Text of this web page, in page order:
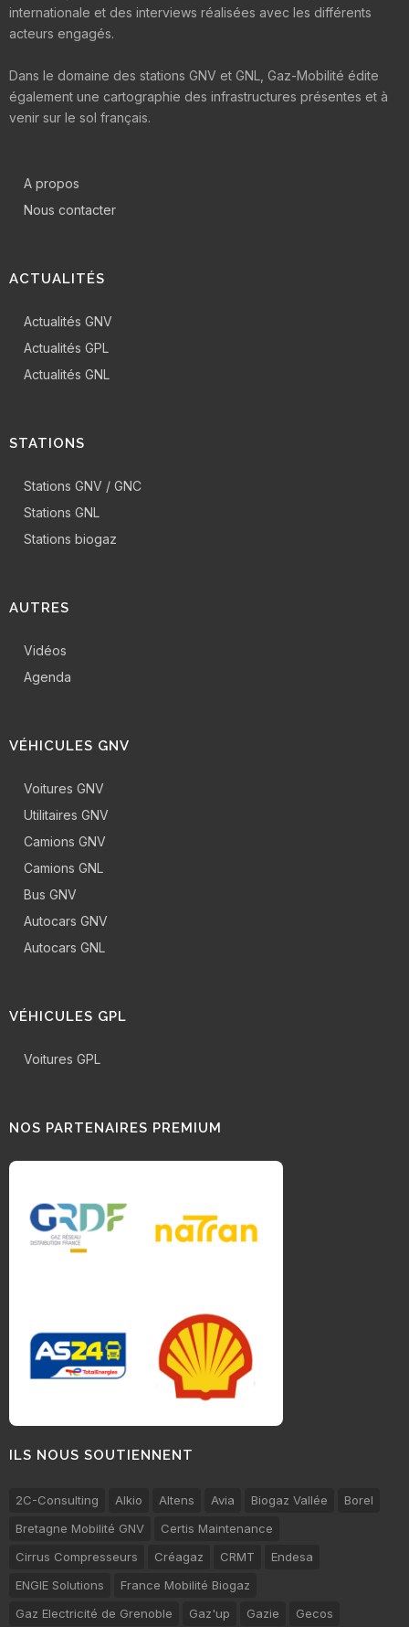
internationale et des interviews réalisées avec les différents
acteurs engagés.
Dans le domaine des stations GNV et GNL, Gaz-Mobilité édite
également une cartographie des infrastructures présentes et à
venir sur le sol français.
A propos
Nous contacter
ACTUALITÉS
Actualités GNV
Actualités GPL
Actualités GNL
STATIONS
Stations GNV / GNC
Stations GNL
Stations biogaz
AUTRES
Vidéos
Agenda
VÉHICULES GNV
Voitures GNV
Utilitaires GNV
Camions GNV
Camions GNL
Bus GNV
Autocars GNV
Autocars GNL
VÉHICULES GPL
Voitures GPL
NOS PARTENAIRES PREMIUM
ILS NOUS SOUTIENNENT
2C-Consulting Alkio Altens Avia Biogaz Vallée
Borel
Bretagne Mobilité GNV
Certis Maintenance
Cirrus Compresseurs
Créagaz CRMT
Endesa
ENGIE Solutions
France Mobilité Biogaz
Gaz Electricité de Grenoble
Gaz'up Gazie Gecos